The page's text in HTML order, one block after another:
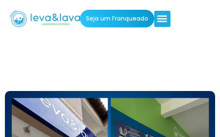
Seja um Franqueado